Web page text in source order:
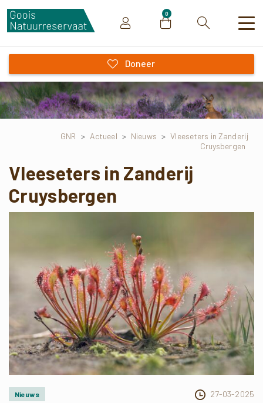
0
Zoeken
Doneer
GNR > Actueel > Nieuws > Vleeseters in Zanderij
Cruysbergen
Vleeseters in Zanderij
Cruysbergen
Nieuws 27-03-2025